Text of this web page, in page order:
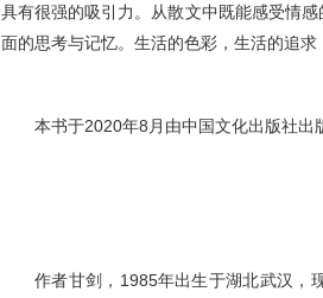
具有很强的吸引力。从散文中既能感受情
面的思考与记忆。生活的色彩，生活的追求
本书于2020年8月由中国文化出版社出
作者甘剑，1985年出生于湖北武汉，